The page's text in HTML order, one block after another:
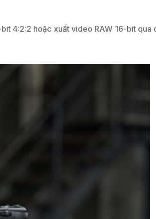
4:2:2 hoặc xuất video RAW 16-bit qua